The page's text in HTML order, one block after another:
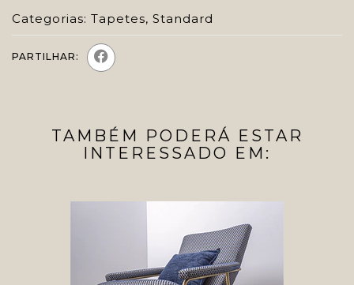
Categorias: Tapetes, Standard
PARTILHAR:
TAMBÉM PODERÁ ESTAR
INTERESSADO EM: